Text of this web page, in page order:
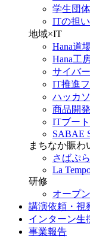
学生団
ITの担
地域×IT
Hana道
Hana工
サイバ
IT推進
ハッカ
商品開発
ITブー
SABAE
まちなか賑わ
さばぷら
La
研修
オープ
講演依頼・視
インターン生
事業報告